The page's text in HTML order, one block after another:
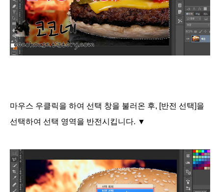
마우스 우클릭을 하여 선택 창을 불러온 후, [반전 선택]을
선택하여 선택 영역을 반전시킵니다. ▼